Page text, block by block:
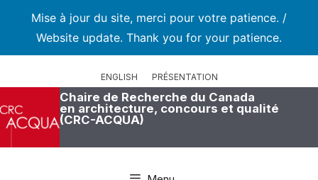
Mise à jour du site, merci pour votre patience. /
Website update. Thank you for your patience.
ENGLISH PRÉSENTATION
Chaire de Recherche du Canada
en architecture, concours et qualité
(CRC-ACQUA)